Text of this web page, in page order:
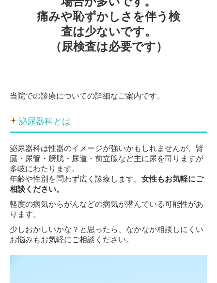
痛みや恥ずかしさを伴う検
査は少ないです。
（尿検査は必要です）
当院での診療についての詳細なご案内です。
泌尿器科とは
泌尿器科は性器のイメージが強いかもしれませんが、腎
臓・尿管・膀胱・尿道・前立腺など主に尿を司りますが
多岐にわたります。
年齢や性別を問わず広く診療します。 女性もお気軽にご
相談ください。
軽度の病気からがんなどの病気が潜んでいる可能性があ
ります。
少しおかしいかな？と思ったら、なかなか相談しにくい
お悩みもお気軽にご相談ください。